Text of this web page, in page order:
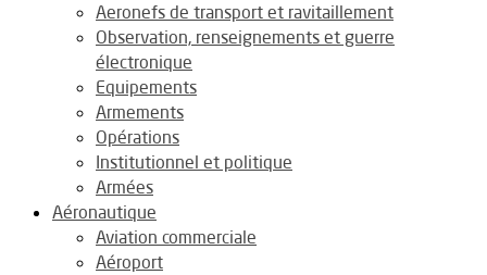
Aeronefs de transport et ravitaillement
Observation, renseignements et guerre
électronique
Equipements
Armements
Opérations
Institutionnel et politique
Armées
Aéronautique
Aviation commerciale
Aéroport